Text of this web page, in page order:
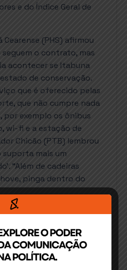
e do Índice Geral de
Cearense (PHS) afirmou
seguem o contrato, mas
acontecer se Itabuna
de conservação.
que é oferecido pelas
que não cumpre nada
exemplo os ônibus
wi-fi e a estação de
Chicão (PTB) lembrou
mais um
“Além de cadeiras
pinga dentro do
prudência, Jairo Araújo
de decreto legislativo.
o reajuste exorbitante
a população em 2018.